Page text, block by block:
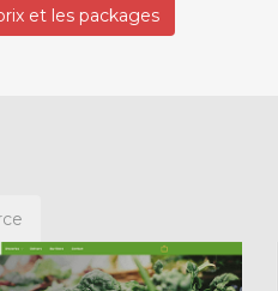
et les packages